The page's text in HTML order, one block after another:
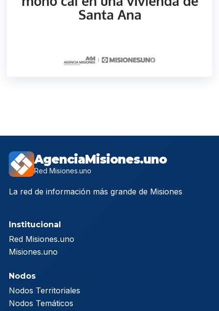
AgenciaMisiones.uno
Red Misiones.uno
La red de información más grande de Misiones
Institucional
Red Misiones.uno
Misiones.uno
Nodos
Nodos Territoriales
Nodos Temáticos